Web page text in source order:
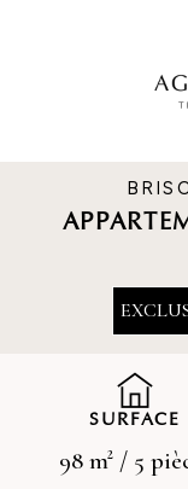
SURFACE
98 m² / 5